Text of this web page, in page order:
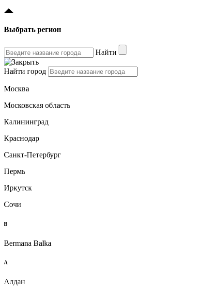
Выбрать регион
Найти
Найти город
Москва
Московская область
Калининград
Краснодар
Санкт-Петербург
Пермь
Иркутск
Сочи
B
Bermana Balka
А
Алдан